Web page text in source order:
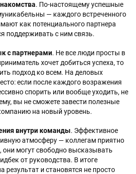
. По-настоящему успешные
— каждого встреченного
как потенциального партнера
поддерживать с ним связь.
с партнерами. Не все люди просты в
хочет добиться успеха, то
подход ко всем. На деловых
если после каждого возражения
спорить или вообще уходить, не
вы не сможете завести полезные
на новый уровень.
внутри команды. Эффективное
атмосферу — коллегам приятно
они могут свободно высказывать
от руководства. В итоге
результат и становятся не просто